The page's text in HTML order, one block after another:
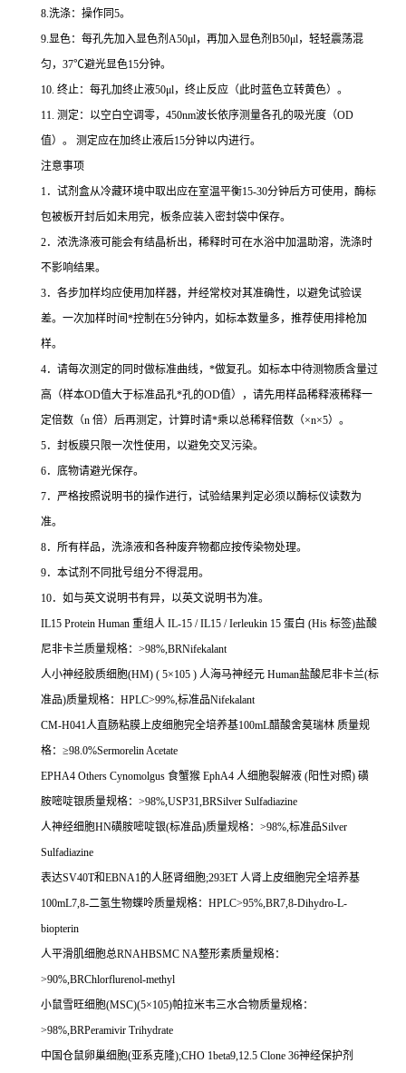
8.洗涤：操作同 5。
9.显色：每孔先加入显色剂 A50μl，再加入显色剂 B50μl，轻轻震荡混
匀， 37℃避光显色15分钟。
10. 终止：每孔加终止液50μl，终止反应（此时蓝色立转黄色）。
11. 测定：以空白空调零， 450nm波长依序测量各孔的吸光度（OD
值）。
测定应在加终止液后15分钟以内进行。
注意事项
1．试剂盒从冷藏环境中取出应在室温平衡15-30分钟后方可使用，酶标
包被板开封后如未用完，板条应装入密封袋中保存。
2．浓洗涤液可能会有结晶析出，稀释时可在水浴中加温助溶，洗涤时
不影响结果。
3．各步加样均应使用加样器，并经常校对其准确性，以避免试验误
差。一次加样时间 *控制在5分钟内，如标本数量多，推荐使用排枪加
样。
4．请每次测定的同时做标准曲线， *做复孔。如标本中待测物质含量过
高（样本OD值大于标准品孔*孔的OD值），请先用样品稀释液稀释一
定倍数（n 倍）后再测定，计算时请*乘以总稀释倍数（×n×5）。
5．封板膜只限一次性使用，以避免交叉污染。
6．底物请避光保存。
7．严格按照说明书的操作进行，试验结果判定必须以酶标仪读数为
准。
8．所有样品，洗涤液和各种废弃物都应按传染物处理。
9．本试剂不同批号组分不得混用。
10．如与英文说明书有异，以英文说明书为准。
IL15 Protein Human 重组人 IL-15 / IL15 / Ierleukin 15 蛋白 (His 标签)盐酸
尼非卡兰质量规格： >98%,BRNifekalant
人小神经胶质细胞(HM) ( 5×105 ) 人海马神经元 Human盐酸尼非卡兰(标
准品)质量规格： HPLC>99%,标准品Nifekalant
CM-H041人直肠粘膜上皮细胞完全培养基100mL醋酸舍莫瑞林 质量规
格：≥98.0%Sermorelin Acetate
EPHA4 Others Cynomolgus 食蟹猴 EphA4 人细胞裂解液 (阳性对照) 磺
胺嘧啶银质量规格： >98%,USP31,BRSilver Sulfadiazine
人神经细胞HN磺胺嘧啶银(标准品)质量规格： >98%,标准品Silver
Sulfadiazine
表达SV40T和EBNA1的人胚肾细胞;293ET人肾上皮细胞完全培养基
100mL7,8-二氢生物蝶呤质量规格： HPLC>95%,BR7,8-Dihydro-L-
biopterin
人平滑肌细胞总RNAHBSMC NA整形素质量规格：
>90%,BRChlorflurenol-methyl
小鼠雪旺细胞(MSC)(5×105)帕拉米韦三水合物质量规格：
>98%,BRPeramivir Trihydrate
中国仓鼠卵巢细胞(亚系克隆);CHO 1beta9,12.5 Clone 36神经保护剂